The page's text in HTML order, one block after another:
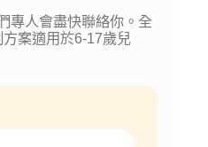
專人會盡快聯絡你。全
案適用於6-17歲兒